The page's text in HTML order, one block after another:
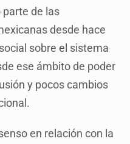
de las
desde hace
sobre el sistema
ese ámbito de poder
y pocos cambios
en relación con la